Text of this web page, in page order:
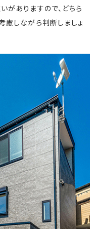
がありますので、どちら
慮しながら判断しましょ